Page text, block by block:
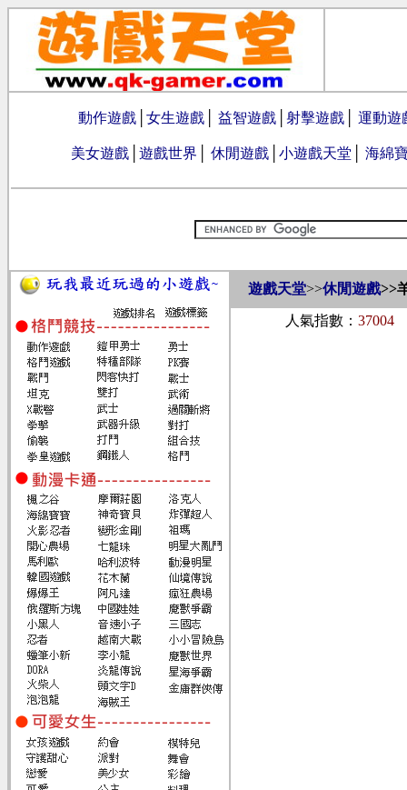
動作遊戲 女生遊戲 益智遊戲 射擊遊戲 運動遊
美女遊戲 遊戲世界 休閒遊戲 小遊戲天堂 海綿
遊戲天堂>>休閒遊戲>>
人氣指數： 37004